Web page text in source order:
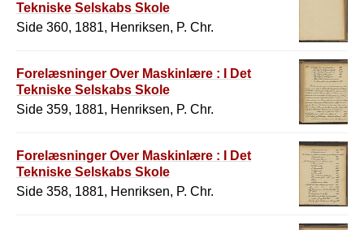
Tekniske Selskabs Skole
Side 360, 1881, Henriksen, P. Chr.
Forelæsninger Over Maskinlære : I Det
Tekniske Selskabs Skole
Side 359, 1881, Henriksen, P. Chr.
Forelæsninger Over Maskinlære : I Det
Tekniske Selskabs Skole
Side 358, 1881, Henriksen, P. Chr.